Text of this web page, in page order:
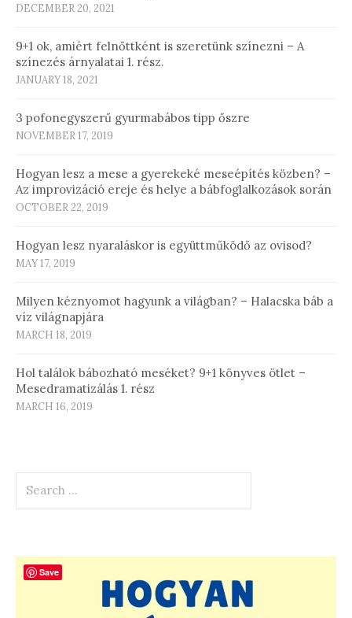
DECEMBER 20, 2021
9+1 ok, amiért felnőttként is szeretünk színezni – A
színezés árnyalatai 1. rész.
JANUARY 18, 2021
3 pofonegyszerű gyurmabábos tipp őszre
NOVEMBER 17, 2019
Hogyan lesz a mese a gyerekeké meseépítés közben? –
Az improvizáció ereje és helye a bábfoglalkozások során
OCTOBER 22, 2019
Hogyan lesz nyaraláskor is együttműködő az ovisod?
MAY 17, 2019
Milyen kéznyomot hagyunk a világban? – Halacska báb a
víz világnapjára
MARCH 18, 2019
Hol találok bábozható meséket? 9+1 könyves ötlet –
Mesedramatizálás 1. rész
MARCH 16, 2019
for:
Save